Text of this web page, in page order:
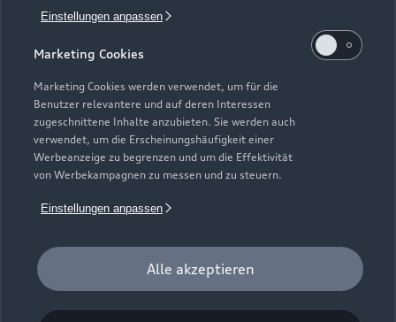
Einstellungen anpassen
Marketing Cookies
Marketing Cookies werden verwendet, um für die
Benutzer relevantere und auf deren Interessen
zugeschnittene Inhalte anzubieten. Sie werden auch
verwendet, um die Erscheinungshäufigkeit einer
Werbeanzeige zu begrenzen und um die Effektivität
von Werbekampagnen zu messen und zu steuern.
Einstellungen anpassen
Alle akzeptieren
Aktionen & Angebote
Geschäftskunden
Audi digital services
myAudi
Audi Online Beratung
Online-Terminvereinbarung
Servicekontakt
Bordbuch & Bedienungsanleitungen
Verträge kündigen
Unternehmen
Karriere
Investor Relations
Presse & Media Center
Datenschutz
© 2026 AUDI AG. Alle Rechte vorbehalten
Impressum Rechtliches
Hinweisgebersystem
Datenschutzinformation
Digital Services Act
EU Data Act
Der Umfang des Audi CarCheck wird gegebenenfalls
fahrzeugindividuell (bzgl. Motoröl und Ladeequipment)